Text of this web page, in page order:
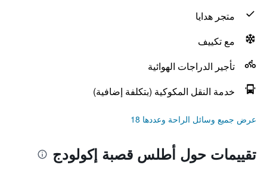
متجر هدايا
مع تكييف
تأجير الدراجات الهوائية
خدمة النقل المكوكية (بتكلفة إضافية)
عرض جميع وسائل الراحة وعددها 18
تقييمات حول أطلس قصبة إكولودج